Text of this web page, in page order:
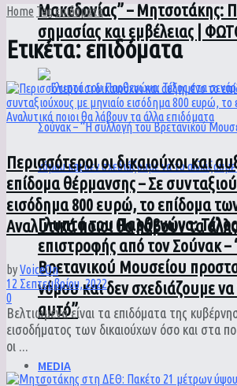
Μακεδονίας” – Μητσοτάκης:
σημασίας και εμβέλειας |
Γλυπτά του Παρθενώνα:
επιστροφής από τον Σούνακ
Βρετανικού Μουσείου
νόμου και δεν σχεδιάζουμε
αυτό”
MEDIA
Home Tagεπιδόματα
Ετικέτα:επιδόματα
Περισσότεροι οι δικαιούχοι και
επίδομα θέρμανσης – Σε
εισόδημα 800 ευρώ, το επίδομα
Αναλυτικά ποιοι θα λάβουν τα
byVoiceOn
12 Σεπτεμβρίου, 2022
0
Βελτιωμένα είναι τα επιδόματα της
εισοδήματος των δικαιούχων όσο και στα
οι ...